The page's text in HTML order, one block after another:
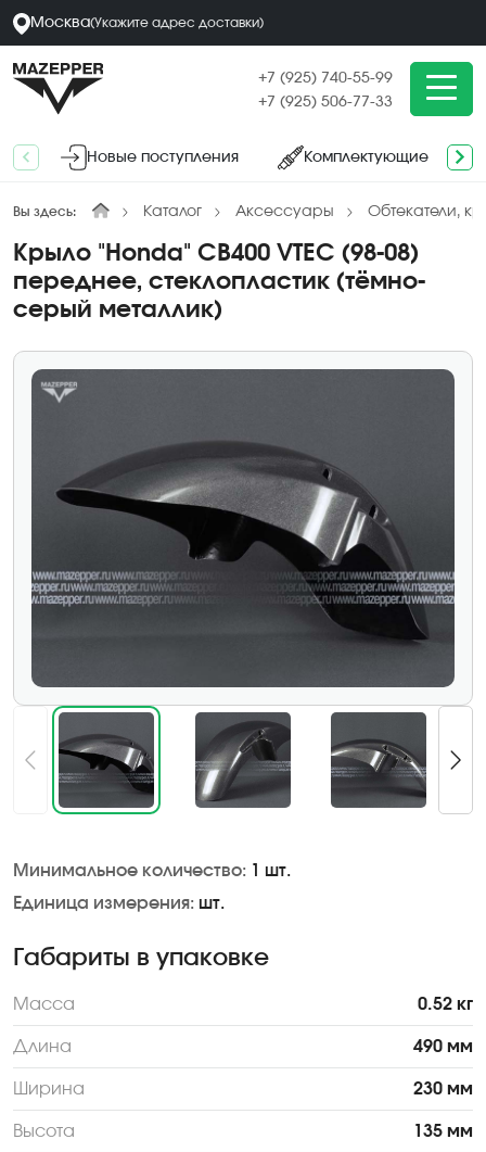
Москва(Укажите адрес доставки)
+7 (925) 740-55-99
+7 (925) 506-77-33
Новые поступления Комплектующие
Вы здесь: Каталог Аксессуары Обтекатели,
Крыло "Honda" CB400 VTEC (98-08)
переднее, стеклопластик (тёмно-
серый металлик)
Минимальное количество: 1 шт.
Единица измерения: шт.
Габариты в упаковке
Масса 0.52 кг
Длина 490 мм
Ширина 230 мм
Высота 135 мм